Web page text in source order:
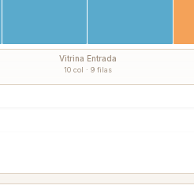
Vitrina Entrada
10 col · 9 filas